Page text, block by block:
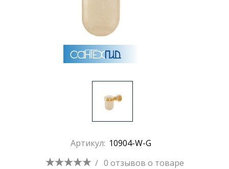
Артикул: 10904-W-G
/ 0 отзывов о товаре